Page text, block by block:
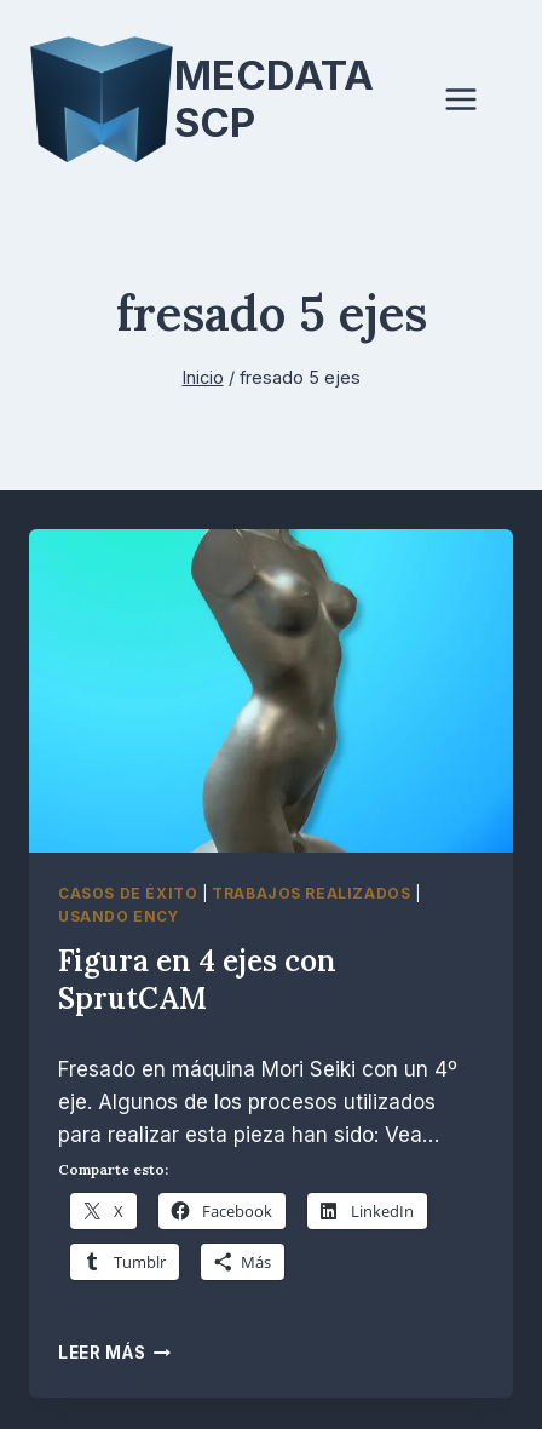
contenido
MECDATA
SCP
fresado 5 ejes
Inicio / fresado 5 ejes
CASOS DE ÉXITO TRABAJOS REALIZADOS
USANDO ENCY
Figura en 4 ejes con
SprutCAM
R.
Escobar
Fresado en máquina Mori Seiki con un 4º
eje. Algunos de los procesos utilizados
para realizar esta pieza han sido: Vea…
Comparte esto:
X Facebook LinkedIn
Tumblr Más
LEER MÁS FIGURA